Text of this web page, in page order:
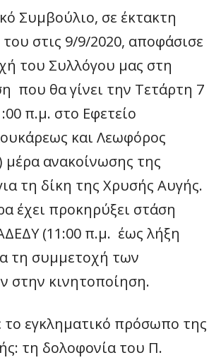
Συμβούλιο, σε έκτακτη
στις 9/9/2020, αποφάσισε
του Συλλόγου μας στη
που θα γίνει την Τετάρτη 7
π.μ. στο Εφετείο
και Λεωφόρος
μέρα ανακοίνωσης της
τη δίκη της Χρυσής Αυγής.
έχει προκηρύξει στάση
(11:00 π.μ. έως λήξη
τη συμμετοχή των
στην κινητοποίηση.
το εγκληματικό πρόσωπο της
τη δολοφονία του Π.